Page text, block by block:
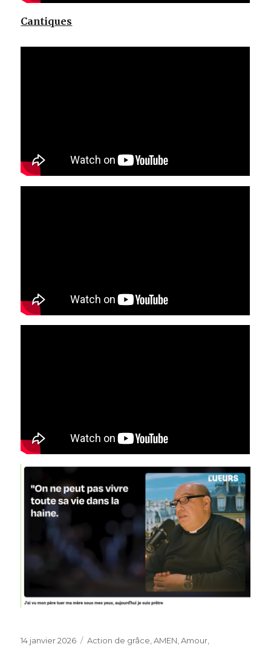
Cantiques
Publié
14 janvier 2026 Catégories
Action de grâce,AMEN,Amour,